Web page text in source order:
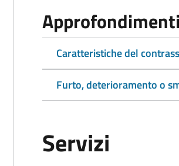
Approfondimenti
Caratteristiche del
Furto, deterioramento o
Servizi